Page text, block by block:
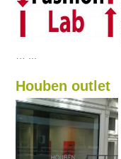
Houben outlet